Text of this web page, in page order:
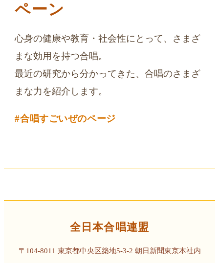
ペーン
心身の健康や教育・社会性にとって、さまざ
まな効用を持つ合唱。
最近の研究から分かってきた、合唱のさまざ
まな力を紹介します。
#合唱すごいぜのページ
全日本合唱連盟
〒104-8011 東京都中央区築地5-3-2 朝日新聞東京本社内